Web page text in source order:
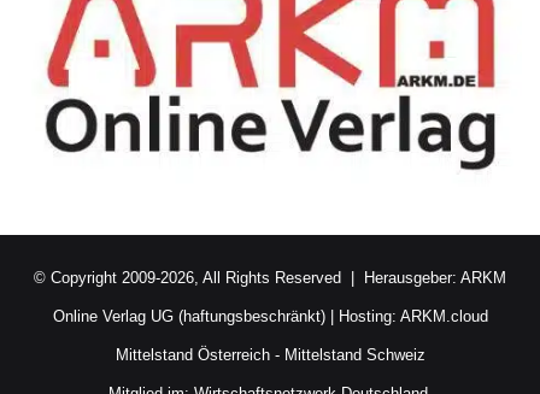
© Copyright 2009-2026, All Rights Reserved | Herausgeber: ARKM
Online Verlag UG (haftungsbeschränkt)| Hosting: ARKM.cloud
Mittelstand Österreich- Mittelstand Schweiz